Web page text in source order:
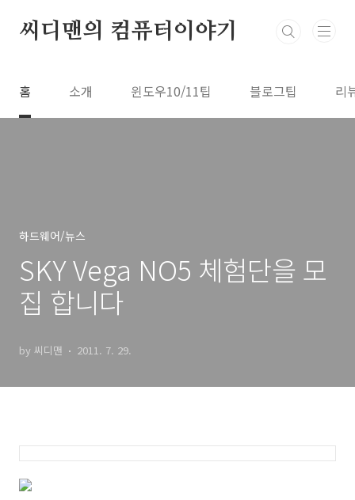
씨디맨의 컴퓨터이야기
홈 소개 윈도우10/11팁 블로그팁 리
하드웨어/뉴스
SKY Vega NO5 체험단을 모
집 합니다
by 씨디맨 2011. 7. 29.